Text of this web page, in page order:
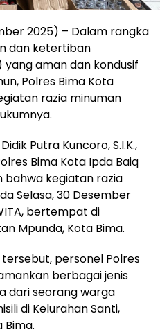
2025) – Dalam rangka
dan ketertiban
aman dan kondusif
Polres Bima Kota
razia minuman
Putra Kuncoro, S.I.K.,
Bima Kota Ipda Baiq
bahwa kegiatan razia
Selasa, 30 Desember
bertempat di
Mpunda, Kota Bima.
personel Polres
berbagai jenis
dari seorang warga
di Kelurahan Santi,
Bima.